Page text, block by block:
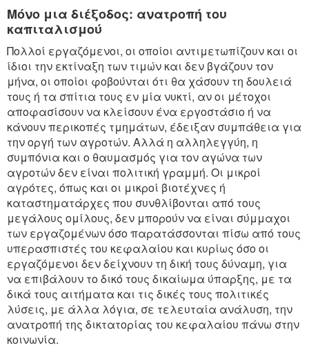
Μόνο μια διέξοδος: ανατροπή του
καπιταλισμού
Πολλοί εργαζόμενοι, οι οποίοι αντιμετωπίζουν και οι
ίδιοι την εκτίναξη των τιμών και δεν βγάζουν τον
μήνα, οι οποίοι φοβούνται ότι θα χάσουν τη δουλειά
τους ή τα σπίτια τους εν μία νυκτί, αν οι μέτοχοι
αποφασίσουν να κλείσουν ένα εργοστάσιο ή να
κάνουν περικοπές τμημάτων, έδειξαν συμπάθεια για
την οργή των αγροτών. Αλλά η αλληλεγγύη, η
συμπόνια και ο θαυμασμός για τον αγώνα των
αγροτών δεν είναι πολιτική γραμμή. Οι μικροί
αγρότες, όπως και οι μικροί βιοτέχνες ή
καταστηματάρχες που συνθλίβονται από τους
μεγάλους ομίλους, δεν μπορούν να είναι σύμμαχοι
των εργαζομένων όσο παρατάσσονται πίσω από τους
υπερασπιστές του κεφαλαίου και κυρίως όσο οι
εργαζόμενοι δεν δείχνουν τη δική τους δύναμη, για
να επιβάλουν το δικό τους δικαίωμα ύπαρξης, με τα
δικά τους αιτήματα και τις δικές τους πολιτικές
λύσεις, με άλλα λόγια, σε τελευταία ανάλυση, την
ανατροπή της δικτατορίας του κεφαλαίου πάνω στην
κοινωνία.